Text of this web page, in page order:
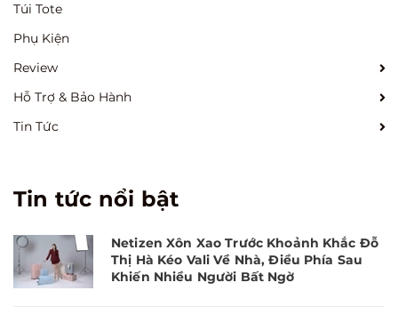
Túi Tote
Phụ Kiện
Review
Hỗ Trợ & Bảo Hành
Tin Tức
Tin tức nổi bật
Netizen Xôn Xao Trước Khoảnh Khắc Đỗ
Thị Hà Kéo Vali Về Nhà, Điều Phía Sau
Khiến Nhiều Người Bất Ngờ